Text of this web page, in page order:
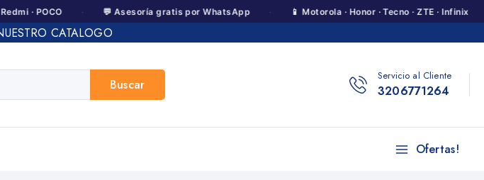
CATALOGO
Buscar
Servicio al Cliente
3206771264
Ofertas!
· 💬 Asesoría gratis por WhatsApp · 📱 Motorola · Honor · Tecno · ZTE · Infinix ·